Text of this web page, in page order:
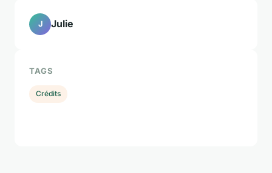
J Julie
TAGS
Crédits